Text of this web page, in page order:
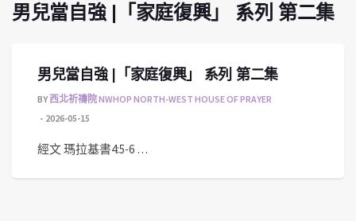
男兒當自強 |「家庭復興」 系列 第二集
男兒當自強 |「家庭復興」 系列 第二集
BY西北祈禱院 NWHOP NORTH-WEST HOUSE OF PRAYER
2026-05-15
經文 瑪拉基書4:5-6 …